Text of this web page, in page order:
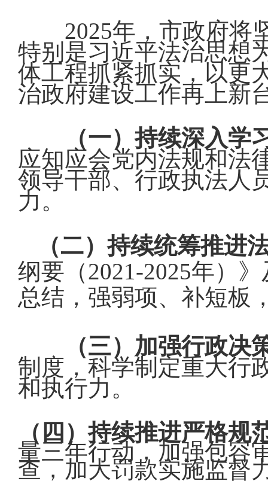
2025年，市政府将
特别是习近平法治思想
体工程抓紧抓实，以更
治政府建设工作再上新
（一）持续深入学
应知应会党内法规和法
领导干部、行政执法人
力。
（二）持续统筹推进
纲要（2021-2025年）
总结，强弱项、补短板
（三）加强行政决
制度，科学制定重大行
和执行力。
（四）持续推进严格规
量三年行动，加强包容
查，加大罚款实施监督